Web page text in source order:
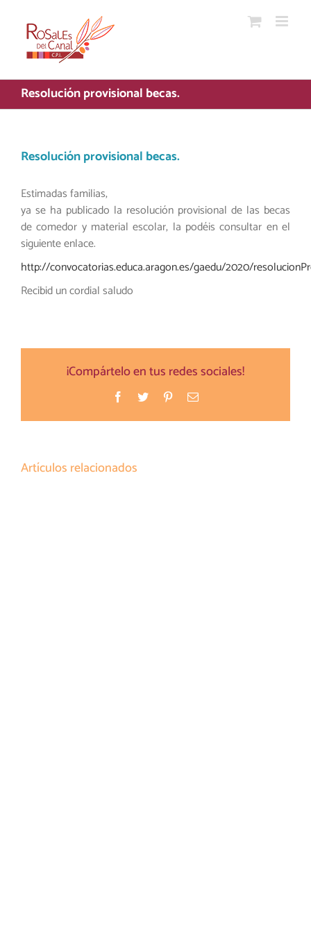
contenido
Resolución provisional becas.
Resolución provisional becas.
Estimadas familias,
ya se ha publicado la resolución provisional de las becas
de comedor y material escolar, la podéis consultar en el
siguiente enlace.
http://convocatorias.educa.aragon.es/gaedu/2020/
Recibid un cordial saludo
¡Compártelo en tus redes sociales!
Facebook
Twitter PinterestCorreo
Artículos relacionados